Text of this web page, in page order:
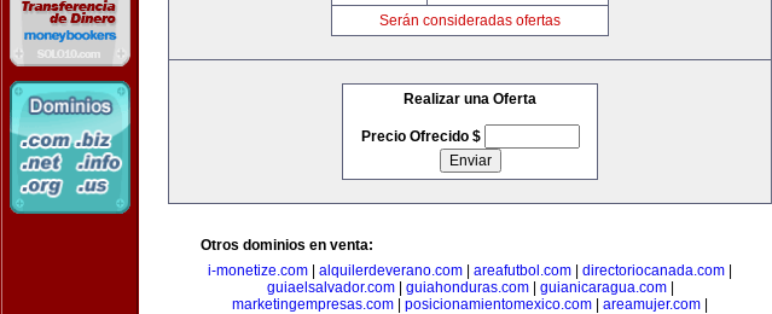
Serán consideradas ofertas
Realizar una Oferta
Precio Ofrecido $
Otros dominios en venta:
i-monetize.com
alquilerdeverano.com areafutbol.com directoriocanada.com
guiaelsalvador.com| guiahonduras.com| guianicaragua.com|
marketingempresas.com
posicionamientomexico.com areamujer.com